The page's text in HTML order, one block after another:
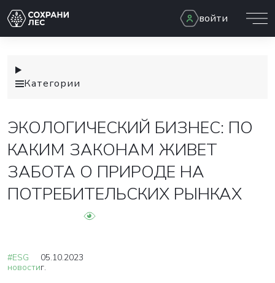
войти
Категории
ЭКОЛОГИЧЕСКИЙ БИЗНЕС: ПО
КАКИМ ЗАКОНАМ ЖИВЕТ
ЗАБОТА О ПРИРОДЕ НА
ПОТРЕБИТЕЛЬСКИХ РЫНКАХ
#ESG
новости
05.10.2023
г.